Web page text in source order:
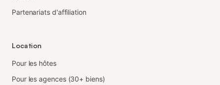
Partenariats d'affiliation
Location
Pour les hôtes
Pour les agences (30+ biens)